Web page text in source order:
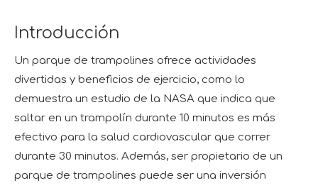
Introducción
Un parque de trampolines ofrece actividades
divertidas y beneficios de ejercicio, como lo
demuestra un estudio de la NASA que indica que
saltar en un trampolín durante 10 minutos es más
efectivo para la salud cardiovascular que correr
durante 30 minutos. Además, ser propietario de un
parque de trampolines puede ser una inversión